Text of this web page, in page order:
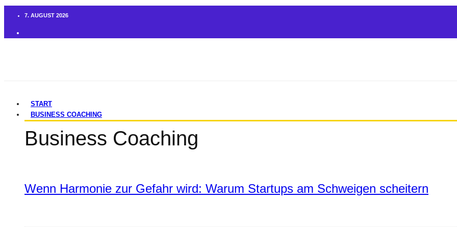
7. AUGUST 2026
START
BUSINESS COACHING
Business Coaching
Wenn Harmonie zur Gefahr wird: Warum Startups am Schweigen scheitern